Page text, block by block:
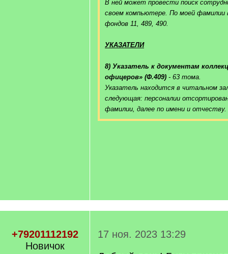
В ней может провести поиск
своем компьютере. По моей фамилии
фондов 11, 489, 490.
УКАЗАТЕЛИ
8) Указатель к документам
офицеров» (Ф.409) - 63 тома.
Указатель находится в читальном
следующая: персоналии
фамилии, далее по имени и отчеству.
+79201112192
Новичок
17 ноя. 2023 13:29